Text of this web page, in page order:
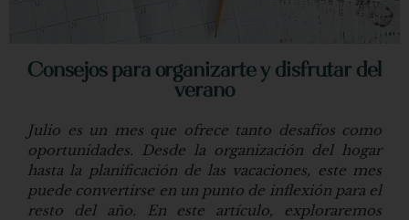
Consejos para organizarte y disfrutar del
verano
Julio es un mes que ofrece tanto desafíos como
oportunidades. Desde la organización del hogar
hasta la planificación de las vacaciones, este mes
puede convertirse en un punto de inflexión para el
resto del año. En este artículo, exploraremos